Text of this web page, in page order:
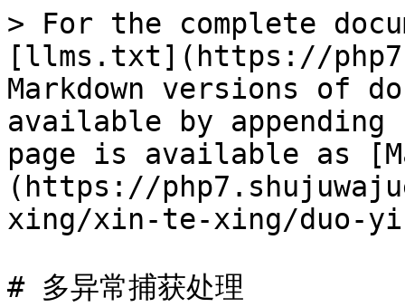
> For the complete
[llms.txt](https://
Markdown versions of
available by
page is available as
(https://
xing/xin-te-xing/duo-
# 多异常捕获处理